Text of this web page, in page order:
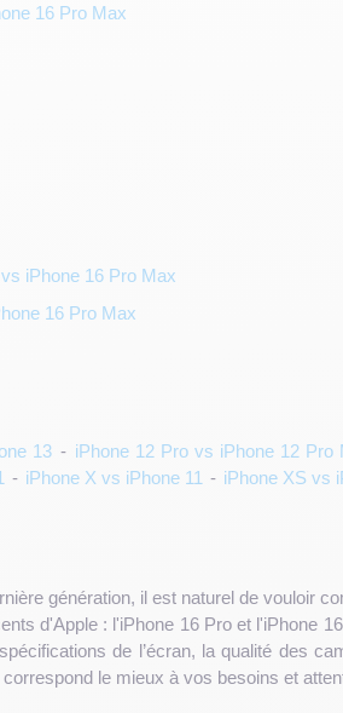
16 Pro Max
iPhone 16 Pro Max
16 Pro Max
13 - iPhone 12 Pro vs iPhone 12 Pro
- iPhone X vs iPhone 11 - iPhone XS vs
génération, il est naturel de vouloir
d'Apple : l'iPhone 16 Pro et l'iPhone
de l’écran, la qualité des
le mieux à vos besoins et